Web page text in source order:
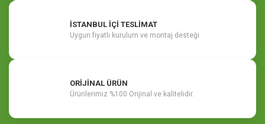
İSTANBUL İÇİ TESLİMAT
Uygun fiyatlı kurulum ve montaj desteği
ORİJİNAL ÜRÜN
Ürünlerimiz %100 Orijinal ve kalitelidir.